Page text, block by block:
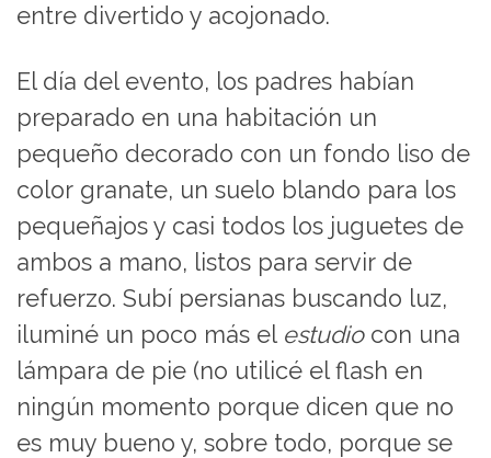
entre divertido y acojonado.
El día del evento, los padres habían
preparado en una habitación un
pequeño decorado con un fondo liso de
color granate, un suelo blando para los
pequeñajos y casi todos los juguetes de
ambos a mano, listos para servir de
refuerzo. Subí persianas buscando luz,
iluminé un poco más el estudiocon una
lámpara de pie (no utilicé el flash en
ningún momento porque dicen que no
es muy bueno y, sobre todo, porque se